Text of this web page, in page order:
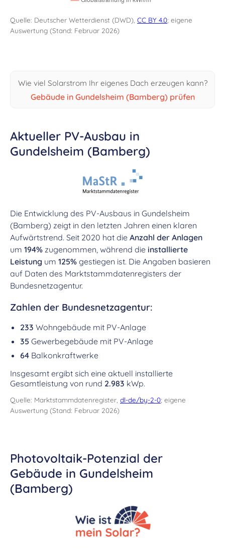
Quelle: Deutscher Wetterdienst (DWD), CC BY 4.0; eigene
Auswertung (Stand: Februar 2026)
Wie viel Solarstrom Ihr eigenes Dach erzeugen kann?
Gebäude in Gundelsheim (Bamberg) prüfen
Aktueller PV-Ausbau in
Gundelsheim (Bamberg)
Die Entwicklung des PV-Ausbaus in Gundelsheim
(Bamberg) zeigt in den letzten Jahren einen klaren
Aufwärtstrend. Seit 2020 hat die Anzahl der Anlagen
um 194% zugenommen, während die installierte
Leistung um 125% gestiegen ist. Die Angaben basieren
auf Daten des Marktstammdatenregisters der
Bundesnetzagentur.
Zahlen der Bundesnetzagentur:
233 Wohngebäude mit PV-Anlage
35 Gewerbegebäude mit PV-Anlage
64 Balkonkraftwerke
Insgesamt ergibt sich eine aktuell installierte
Gesamtleistung von rund 2.983 kWp.
Quelle: Marktstammdatenregister, dl-de/by-2-0; eigene
Auswertung (Stand: Februar 2026)
Photovoltaik-Potenzial der
Gebäude in Gundelsheim
(Bamberg)